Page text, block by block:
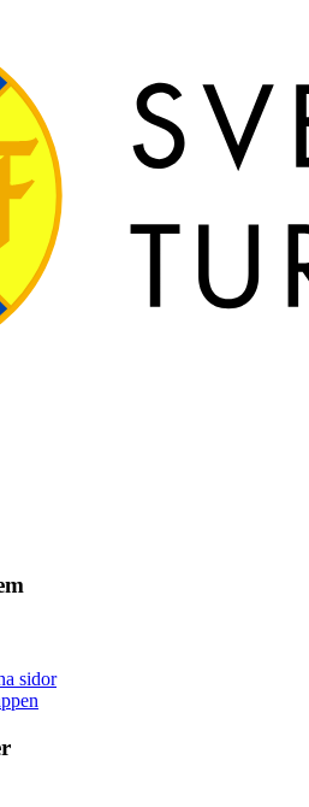
sidor